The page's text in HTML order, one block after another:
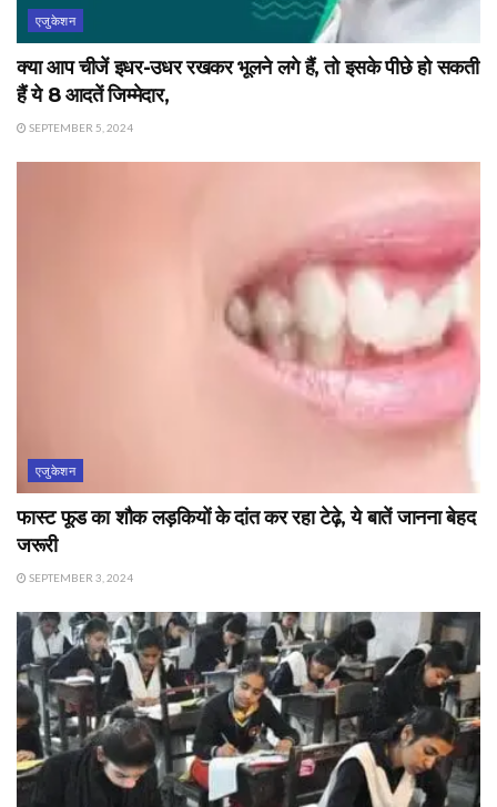
एजुकेशन
क्या आप चीजें इधर-उधर रखकर भूलने लगे हैं, तो इसके पीछे हो सकती
हैं ये 8 आदतें जिम्मेदार,
SEPTEMBER 5, 2024
एजुकेशन
फास्ट फूड का शौक लड़कियों के दांत कर रहा टेढ़े, ये बातें जानना बेहद
जरूरी
SEPTEMBER 3, 2024